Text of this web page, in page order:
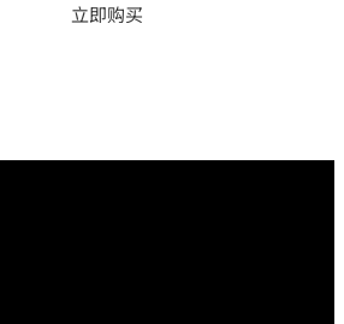
立即购买